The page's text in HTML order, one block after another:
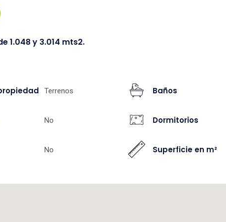
1.048 y 3.014 mts2.
Terrenos
No
No
Baños
Dormitorios
Superficie en m²